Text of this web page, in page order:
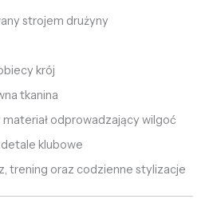
strojem drużyny
krój
tkanina
odprowadzający wilgoć
detale klubowe
trening oraz codzienne stylizacje